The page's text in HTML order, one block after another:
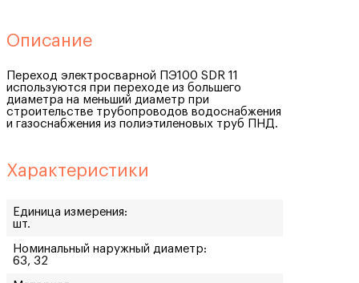
Описание
Переход электросварной ПЭ100 SDR 11
используются при переходе из большего
диаметра на меньший диаметр при
строительстве трубопроводов водоснабжения
и газоснабжения из полиэтиленовых труб ПНД.
Характеристики
Единица измерения:
шт.
Номинальный наружный диаметр:
63, 32